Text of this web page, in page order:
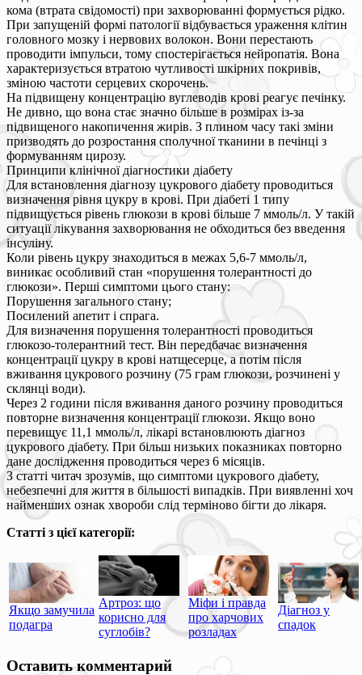
кома (втрата свідомості) при захворюванні формується рідко.
При запущеній формі патології відбувається ураження клітин
головного мозку і нервових волокон. Вони перестають
проводити імпульси, тому спостерігається нейропатія. Вона
характеризується втратою чутливості шкірних покривів,
зміною частоти серцевих скорочень.
На підвищену концентрацію вуглеводів крові реагує печінку.
Не дивно, що вона стає значно більше в розмірах із-за
підвищеного накопичення жирів. З плином часу такі зміни
призводять до розростання сполучної тканини в печінці з
формуванням цирозу.
Принципи клінічної діагностики діабету
Для встановлення діагнозу цукрового діабету проводиться
визначення рівня цукру в крові. При діабеті 1 типу
підвищується рівень глюкози в крові більше 7 ммоль/л. У такій
ситуації лікування захворювання не обходиться без введення
інсуліну.
Коли рівень цукру знаходиться в межах 5,6-7 ммоль/л,
виникає особливий стан «порушення толерантності до
глюкози». Перші симптоми цього стану:
Порушення загального стану;
Посилений апетит і спрага.
Для визначення порушення толерантності проводиться
глюкозо-толерантний тест. Він передбачає визначення
концентрації цукру в крові натщесерце, а потім після
вживання цукрового розчину (75 грам глюкози, розчинені у
склянці води).
Через 2 години після вживання даного розчину проводиться
повторне визначення концентрації глюкози. Якщо воно
перевищує 11,1 ммоль/л, лікарі встановлюють діагноз
цукрового діабету. При більш низьких показниках повторно
дане дослідження проводиться через 6 місяців.
З статті читач зрозумів, що симптоми цукрового діабету,
небезпечні для життя в більшості випадків. При виявленні хоч
найменших ознак хвороби слід терміново бігти до лікаря.
Статті з цієї категорії:
Якщо замучила
подагра
Артроз: що
корисно для
суглобів?
Міфи і правда
про харчових
розладах
Діагноз у
спадок
Оставить комментарий